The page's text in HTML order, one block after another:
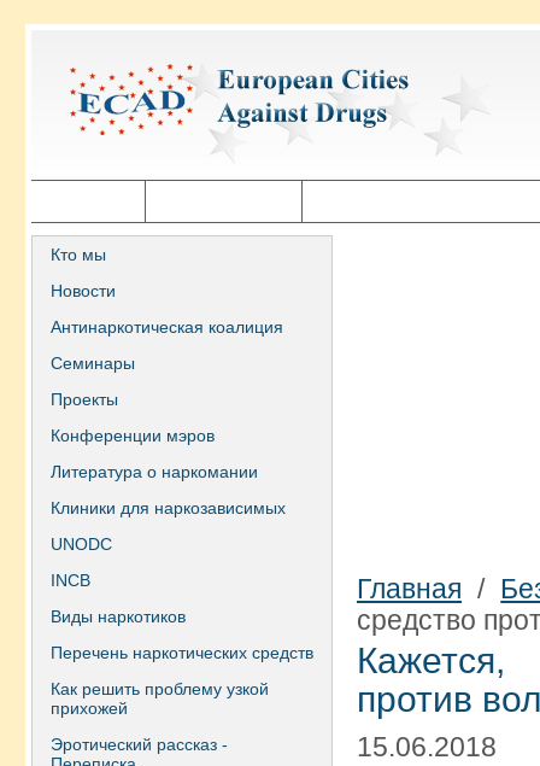
Кто мы
Новости
Антинаркотическая коалиция
Семинары
Проекты
Конференции мэров
Литература о наркомании
Клиники для наркозависимых
UNODC
INCB
Виды наркотиков
Перечень наркотических средств
Как решить проблему узкой
прихожей
Эротический рассказ -
Главная /
средство
Кажется,
против
15.06.2018